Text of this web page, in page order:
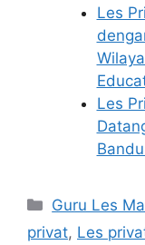
Les
Les
Categories
Guru Les
privat, Les